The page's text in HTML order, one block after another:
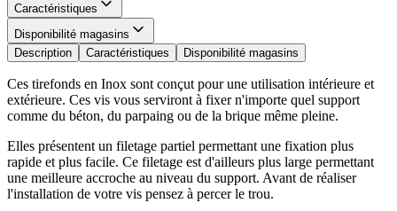
Caractéristiques
Disponibilité magasins
Description
Caractéristiques Disponibilité magasins
Ces tirefonds en Inox sont conçut pour une utilisation intérieure et
extérieure. Ces vis vous serviront à fixer n'importe quel support
comme du béton, du parpaing ou de la brique même pleine.
Elles présentent un filetage partiel permettant une fixation plus
rapide et plus facile. Ce filetage est d'ailleurs plus large permettant
une meilleure accroche au niveau du support. Avant de réaliser
l'installation de votre vis pensez à percer le trou.